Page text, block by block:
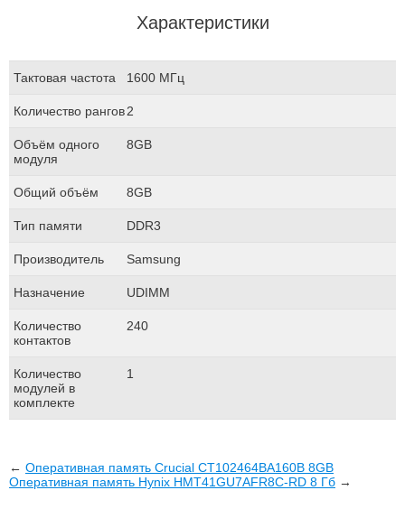
Характеристики
Тактовая частота 1600 МГц
Количество рангов2
Объём одного
модуля
8GB
Общий объём 8GB
Тип памяти DDR3
Производитель Samsung
Назначение UDIMM
Количество
контактов
240
Количество
модулей в
комплекте
1
← Оперативная память Crucial CT102464BA160B 8GB
Оперативная память Hynix HMT41GU7AFR8C-RD 8 Гб →